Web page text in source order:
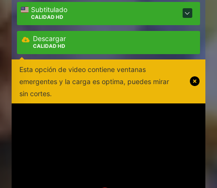
Subtitulado
CALIDAD HD
Descargar
CALIDAD HD
Esta opción de video contiene ventanas
emergentes y la carga es optima, puedes mirar
sin cortes.